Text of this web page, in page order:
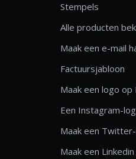
Stempels
Alle producten
Maak een e-mail
Factuursjabloon
Maak een logo op
Een Instagram-
Maak een
Maak een